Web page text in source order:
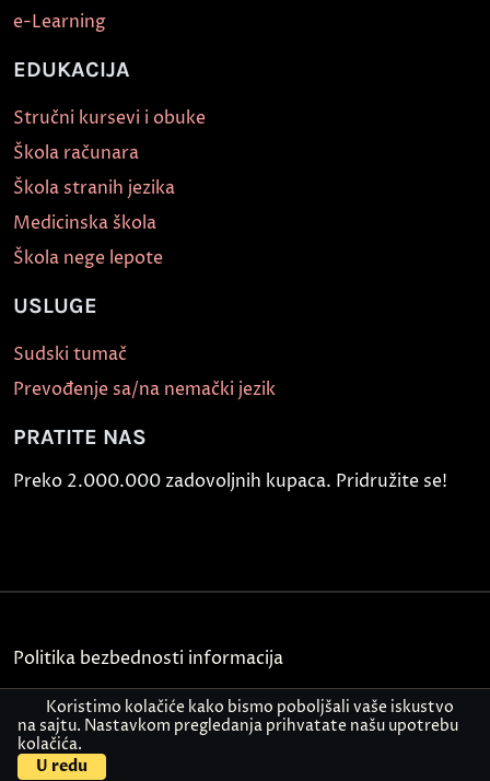
e-Learning
EDUKACIJA
Stručni kursevi i obuke
Škola računara
Škola stranih jezika
Medicinska škola
Škola nege lepote
USLUGE
Sudski tumač
Prevođenje sa/na nemački jezik
PRATITE NAS
Preko 2.000.000 zadovoljnih kupaca. Pridružite se!
Politika bezbednosti informacija
Kontakt
© Akademija Oxford 2026.
Koristimo kolačiće kako bismo poboljšali vaše iskustvo
na sajtu. Nastavkom pregledanja prihvatate našu upotrebu
kolačića.
U redu